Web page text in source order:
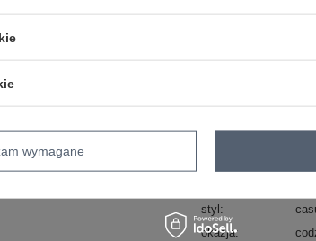
styl
okazja
wymagane